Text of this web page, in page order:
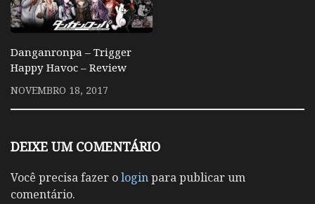
Danganronpa – Trigger
Happy Havoc – Review
NOVEMBRO 18, 2017
DEIXE UM COMENTÁRIO
Você precisa fazer ologinpara publicar um
comentário.